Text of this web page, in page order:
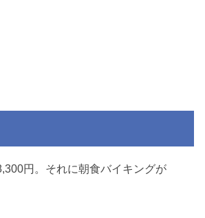
円。それに朝食バイキングが